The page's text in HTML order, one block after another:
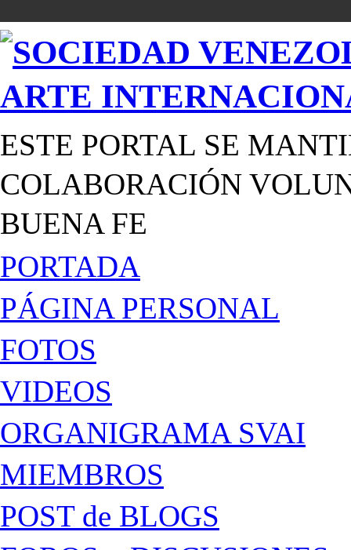
ESTE PORTAL SE
COLABORACIÓN
BUENA FE
PORTADA
PÁGINA PERSONAL
FOTOS
VIDEOS
ORGANIGRAMA SVAI
MIEMBROS
POST de BLOGS